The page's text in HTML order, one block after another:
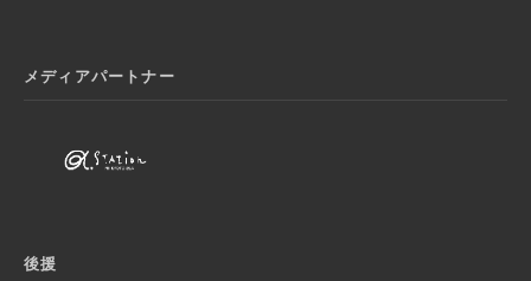
メディアパートナー
後援